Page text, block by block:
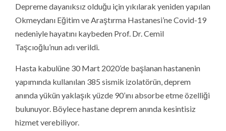
Depreme dayanıksız olduğu için yıkılarak yeniden yapılan
Okmeydanı Eğitim ve Araştırma Hastanesi’ne Covid-19
nedeniyle hayatını kaybeden Prof. Dr. Cemil
Taşcıoğlu’nun adı verildi.
Hasta kabulüne 30 Mart 2020’de başlanan hastanenin
yapımında kullanılan 385 sismik izolatörün, deprem
anında yükün yaklaşık yüzde 90’ını absorbe etme özelliği
bulunuyor. Böylece hastane deprem anında kesintisiz
hizmet verebiliyor.